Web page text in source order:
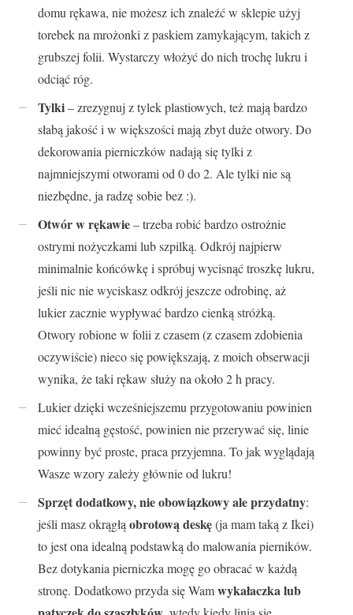
domu rękawa, nie możesz ich znaleźć w sklepie użyj
torebek na mrożonki z paskiem zamykającym, takich z
grubszej folii. Wystarczy włożyć do nich trochę lukru i
odciąć róg.
Tylki– zrezygnuj z tylek plastiowych, też mają bardzo
słabą jakość i w większości mają zbyt duże otwory. Do
dekorowania pierniczków nadają się tylki z
najmniejszymi otworami od 0 do 2. Ale tylki nie są
niezbędne, ja radzę sobie bez :).
Otwór w rękawie– trzeba robić bardzo ostrożnie
ostrymi nożyczkami lub szpilką. Odkrój najpierw
minimalnie końcówkę i spróbuj wycisnąć troszkę lukru,
jeśli nic nie wyciskasz odkrój jeszcze odrobinę, aż
lukier zacznie wypływać bardzo cienką stróżką.
Otwory robione w folii z czasem (z czasem zdobienia
oczywiście) nieco się powiększają, z moich obserwacji
wynika, że taki rękaw służy na około 2 h pracy.
Lukier dzięki wcześniejszemu przygotowaniu powinien
mieć idealną gęstość, powinien nie przerywać się, linie
powinny być proste, praca przyjemna. To jak wyglądają
Wasze wzory zależy głównie od lukru!
Sprzęt dodatkowy, nie obowiązkowy ale przydatny:
jeśli masz okrągłąobrotową deskę(ja mam taką z Ikei)
to jest ona idealną podstawką do malowania pierników.
Bez dotykania pierniczka mogę go obracać w każdą
stronę. Dodatkowo przyda się Wamwykałaczka lub